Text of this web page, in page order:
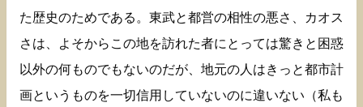
た歴史のためである。東武と都営の相性の悪さ、カオス
さは、よそからこの地を訪れた者にとっては驚きと困惑
以外の何ものでもないのだが、地元の人はきっと都市計
画というものを一切信用していないのに違いない（私も